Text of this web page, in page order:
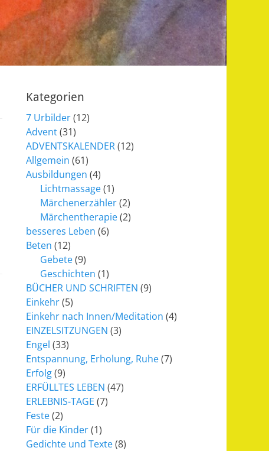
Kategorien
7 Urbilder(12)
Advent(31)
ADVENTSKALENDER(12)
Allgemein (61)
Ausbildungen (4)
Lichtmassage(1)
Märchenerzähler(2)
Märchentherapie(2)
besseres Leben (6)
Beten (12)
Gebete(9)
Geschichten (1)
BÜCHER UND SCHRIFTEN (9)
Einkehr(5)
Einkehr nach Innen/Meditation (4)
EINZELSITZUNGEN (3)
Engel (33)
Entspannung, Erholung, Ruhe(7)
Erfolg(9)
ERFÜLLTES LEBEN (47)
ERLEBNIS-TAGE (7)
Feste(2)
Für die Kinder(1)
Gedichte und Texte(8)